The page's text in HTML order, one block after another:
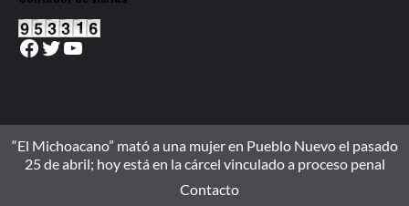
Facebook
Twitter
YouTube
“El Michoacano” mató a una mujer en Pueblo Nuevo el pasado
25 de abril; hoy está en la cárcel vinculado a proceso penal
Contacto